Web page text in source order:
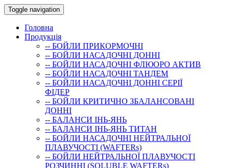
Toggle navigation
Головна
Продукція
-- БОЙЛИ ПРИКОРМОЧНI
-- БОЙЛИ НАСАДОЧНI ДОННI
-- БОЙЛИ НАСАДОЧНІ ФЛЮОРО АКТИВ
-- БОЙЛИ НАСАДОЧНІ ТАНДЕМ
-- БОЙЛИ НАСАДОЧНI ДОННI СЕРIÏ
ФIДЕР
-- БОЙЛИ КРИТИЧНО ЗБАЛАНСОВАНІ
ДОННІ
-- БАЛАНСИ ІНЬ-ЯНЬ
-- БАЛАНСИ ІНЬ-ЯНЬ ТИТАН
-- БОЙЛИ НАСАДОЧНI НЕЙТРАЛЬНОÏ
ПЛАВУЧОСТI (WAFTERs)
-- БОЙЛИ НЕЙТРАЛЬНОЇ ПЛАВУЧОСТІ
РОЗЧИННІ (SOLUBLE WAFTERs)